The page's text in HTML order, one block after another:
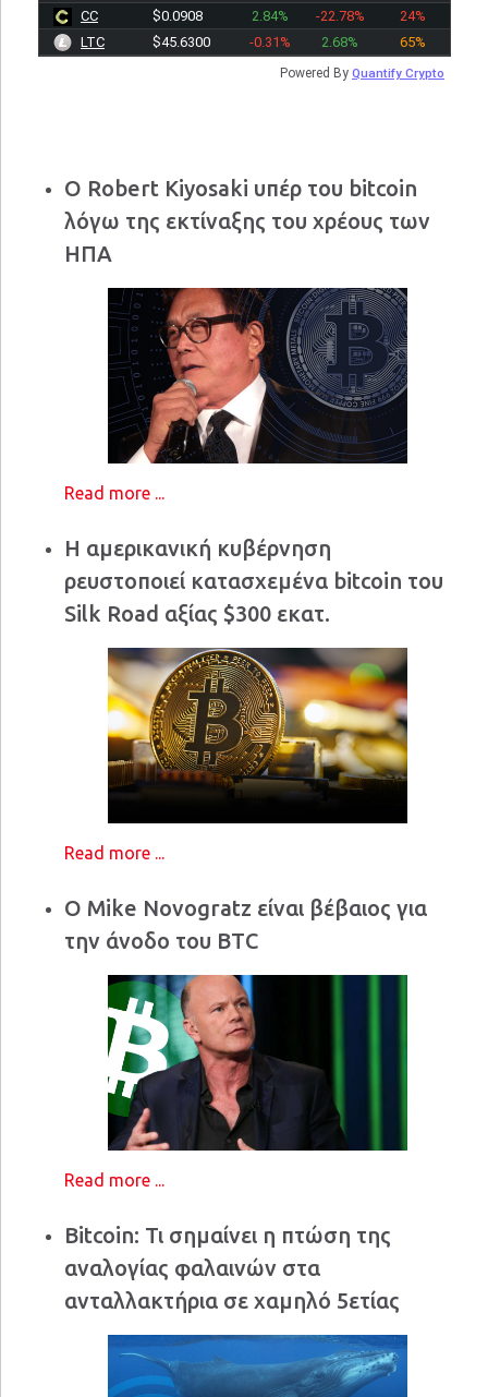
CC $0.0908 2.84% -22.78%
24%
LTC
$45.6300 -0.31% 2.68% 65%
Powered By Quantify Crypto
Ο Robert Kiyosaki υπέρ του bitcoin
λόγω της εκτίναξης του χρέους των
ΗΠΑ
Read more ...
Η αμερικανική κυβέρνηση
ρευστοποιεί κατασχεμένα bitcoin του
Silk Road αξίας $300 εκατ.
Read more ...
Ο Mike Novogratz είναι βέβαιος για
την άνοδο του BTC
Read more ...
Bitcoin: Τι σημαίνει η πτώση της
αναλογίας φαλαινών στα
ανταλλακτήρια σε χαμηλό 5ετίας